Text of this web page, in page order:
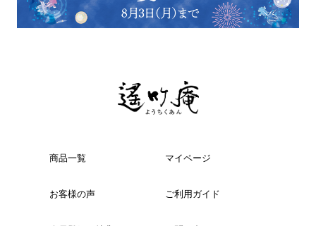
商品一覧 マイページ
お客様の声 ご利用ガイド